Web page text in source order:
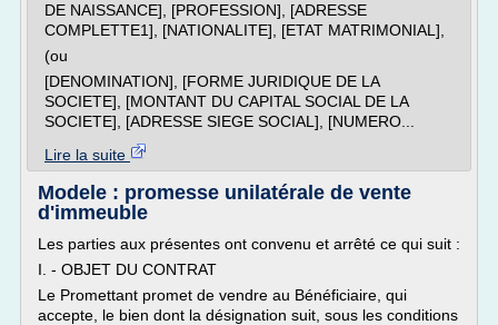
DE NAISSANCE], [PROFESSION], [ADRESSE
COMPLETTE1], [NATIONALITE], [ETAT MATRIMONIAL],
(ou
[DENOMINATION], [FORME JURIDIQUE DE LA
SOCIETE], [MONTANT DU CAPITAL SOCIAL DE LA
SOCIETE], [ADRESSE SIEGE SOCIAL], [NUMERO...
Lire la suite
Modele : promesse unilatérale de vente
d'immeuble
Les parties aux présentes ont convenu et arrêté ce qui suit :
I. - OBJET DU CONTRAT
Le Promettant promet de vendre au Bénéficiaire, qui
accepte, le bien dont la désignation suit, sous les conditions